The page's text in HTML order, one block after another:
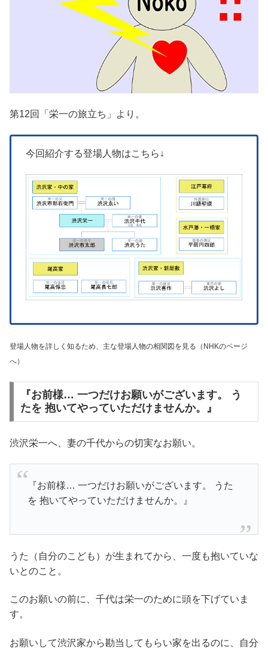
第12回「栄一の旅立ち」より。
今回紹介する登場人物はこちら↓
登場人物を詳しく知るため、主な登場人物の相関図を見る（NHKのページ
へ）
『お前様… 一つだけお願いがございます。 う
たを 抱いてやっていただけませんか。』
渋沢栄一へ、妻の千代からの切実なお願い。
『お前様… 一つだけお願いがございます。 うた
を 抱いてやっていただけませんか。』
うた（自分のこども）が生まれてから、一度も抱いていな
いとのこと。
このお願いの前に、千代は栄一のために頭を下げていま
す。
お願いして渋沢家から勘当してもらい家を出るのに、自分